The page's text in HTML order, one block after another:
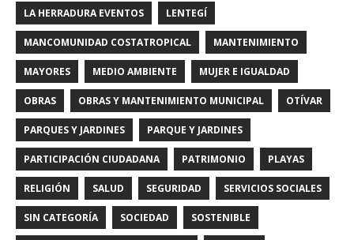
LA HERRADURA EVENTOS LENTEGÍ
MANCOMUNIDAD COSTATROPICAL MANTENIMIENTO
MAYORES MEDIO AMBIENTE MUJER E IGUALDAD
OBRAS OBRAS Y MANTENIMIENTO MUNICIPAL OTÍVAR
PARQUES Y JARDINES PARQUE Y JARDINES
PARTICIPACIÓN CIUDADANA PATRIMONIO PLAYAS
RELIGIÓN SALUD SEGURIDAD SERVICIOS SOCIALES
SIN CATEGORÍA SOCIEDAD SOSTENIBLE